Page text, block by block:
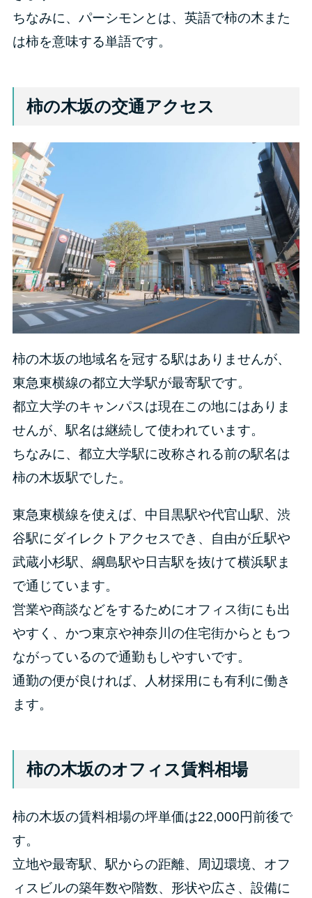
ちなみに、パーシモンとは、英語で柿の木また
は柿を意味する単語です。
柿の木坂の交通アクセス
柿の木坂の地域名を冠する駅はありませんが、
東急東横線の都立大学駅が最寄駅です。
都立大学のキャンパスは現在この地にはありま
せんが、駅名は継続して使われています。
ちなみに、都立大学駅に改称される前の駅名は
柿の木坂駅でした。
東急東横線を使えば、中目黒駅や代官山駅、渋
谷駅にダイレクトアクセスでき、自由が丘駅や
武蔵小杉駅、綱島駅や日吉駅を抜けて横浜駅ま
で通じています。
営業や商談などをするためにオフィス街にも出
やすく、かつ東京や神奈川の住宅街からともつ
ながっているので通勤もしやすいです。
通勤の便が良ければ、人材採用にも有利に働き
ます。
柿の木坂のオフィス賃料相場
柿の木坂の賃料相場の坪単価は22,000円前後で
す。
立地や最寄駅、駅からの距離、周辺環境、オフ
ィスビルの築年数や階数、形状や広さ、設備に